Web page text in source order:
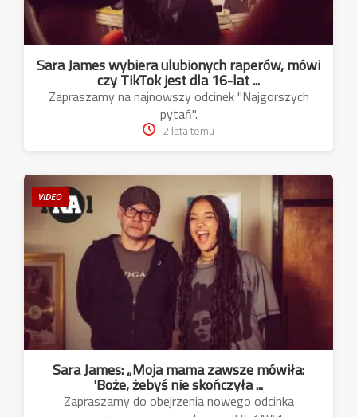
Sara James wybiera ulubionych raperów, mówi
czy TikTok jest dla 16-lat ...
Zapraszamy na najnowszy odcinek "Najgorszych
pytań".
2 lata temu
VIDEO
Sara James: „Moja mama zawsze mówiła:
'Boże, żebyś nie skończyła ...
Zapraszamy do obejrzenia nowego odcinka